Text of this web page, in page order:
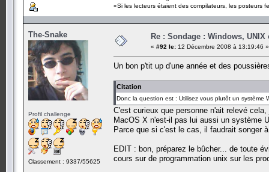
«Si les lecteurs étaient des compilateurs, les posteurs
The-Snake
Profil challenge
Classement : 9337/55625
Re : Sondage : Windows, UNIX
« #92 le: 12 Décembre 2008 à 13:19:46 »
Un bon p'tit up d'une année et des
Citation
Donc la question est : Utilisez vous plutôt un système
C'est curieux que personne n'ait relevé
MacOS X n'est-il pas lui aussi un système
Parce que si c'est le cas, il faudrait songer
EDIT : bon, préparez le bûcher... de toute
cours sur de programmation unix sur les